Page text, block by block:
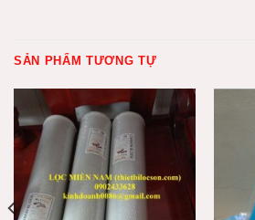
SẢN PHẨM TƯƠNG TỰ